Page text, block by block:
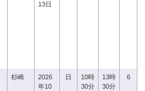
13日
杉崎
2026
年10
日
10時
30分
13時
30分
6